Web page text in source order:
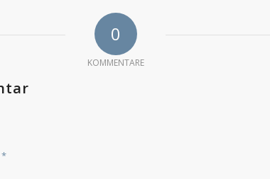
0
KOMMENTARE
*